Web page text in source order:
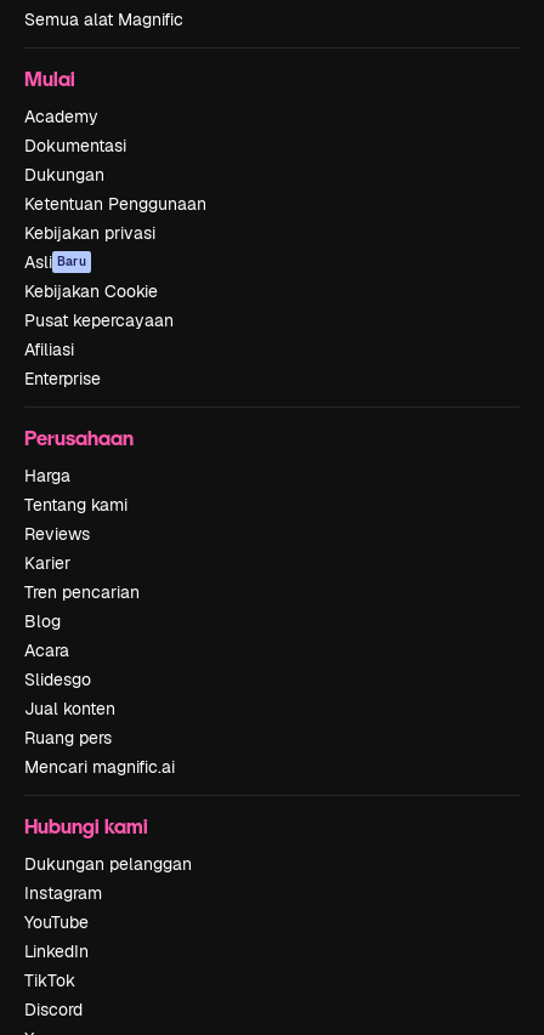
Semua alat Magnific
Mulai
Academy
Dokumentasi
Dukungan
Ketentuan Penggunaan
Kebijakan privasi
Asli Baru
Kebijakan Cookie
Pusat kepercayaan
Afiliasi
Enterprise
Perusahaan
Harga
Tentang kami
Reviews
Karier
Tren pencarian
Blog
Acara
Slidesgo
Jual konten
Ruang pers
Mencari magnific.ai
Hubungi kami
Dukungan pelanggan
Instagram
YouTube
LinkedIn
TikTok
Discord